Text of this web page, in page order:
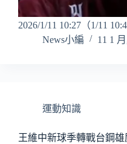
2026/1/11 10:27（1/11
News小編
11 1
運動知識
王維中新球季轉戰台鋼